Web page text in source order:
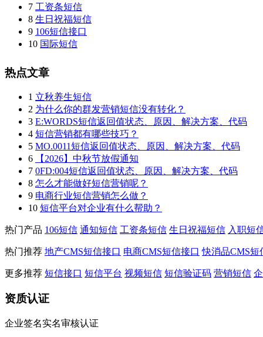
7 工资条短信
8 生日祝福短信
9 106短信接口
10 国际短信
热点文章
1 立秋养生短信
2 为什么你的群发营销短信没有转化？
3 E:WORDS短信返回值状态、原因、解决方案、代码
4 短信营销都有哪些技巧？
5 MO.0011短信返回值状态、原因、解决方案、代码
6
【2026】中秋节放假通知
7 0FD:004短信返回值状态、原因、解决方案、代码
8 怎么才能做好短信营销呢？
9 电商行业短信营销怎么做？
10 短信平台对企业有什么帮助？
热门产品 106短信 通知短信 工资条短信 生日祝福短信 入职短
热门推荐 地产CMS短信接口 电商CMS短信接口 快消品CMS短
更多推荐 短信接口 短信平台 视频短信 短信验证码 营销短信
资质认证
企业签名实名审核认证